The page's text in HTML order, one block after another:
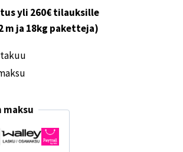
yli 260€ tilauksille
m ja 18kg paketteja)
maksu